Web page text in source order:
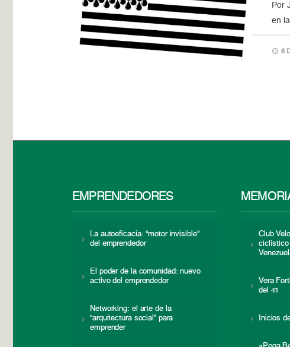
Por
en
6
EMPRENDEDORES
La autoeficacia: “motor invisible”
del emprendedor
El poder de la comunidad: nuevo
activo del emprendedor
Networking: el arte de la
“arquitectura social” para
emprender
Club
ciclístico
Vera
del 41
Inicios